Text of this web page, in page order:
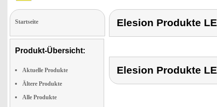
Startseite
Produkt-Übersicht:
Aktuelle Produkte
Ältere Produkte
Alle Produkte
Elesion Produkte
Elesion Produkte